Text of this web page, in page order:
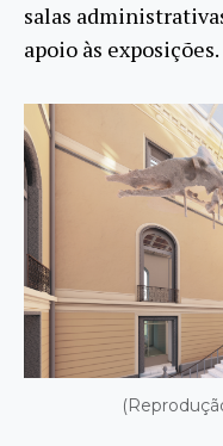
salas
apoio às exposições.